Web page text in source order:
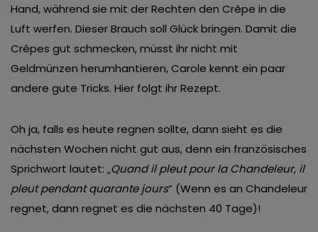
Hand, während sie mit der Rechten den Crêpe in die
Luft werfen. Dieser Brauch soll Glück bringen. Damit die
Crêpes gut schmecken, müsst ihr nicht mit
Geldmünzen herumhantieren, Carole kennt ein paar
andere gute Tricks. Hier folgt ihr Rezept.
Oh ja, falls es heute regnen sollte, dann sieht es die
nächsten Wochen nicht gut aus, denn ein französisches
Sprichwort lautet: „Quand il pleut pour la Chandeleur, il
pleut pendant quarante jours” (Wenn es an Chandeleur
regnet, dann regnet es die nächsten 40 Tage)!